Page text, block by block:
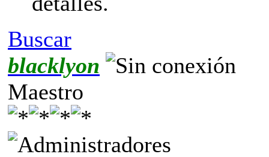
Buscar
blacklyon
Maestro